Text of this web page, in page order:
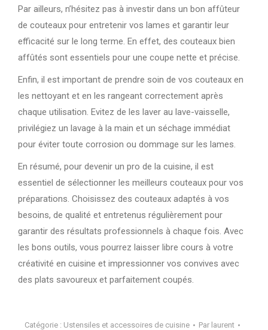
Par ailleurs, n’hésitez pas à investir dans un bon affûteur
de couteaux pour entretenir vos lames et garantir leur
efficacité sur le long terme. En effet, des couteaux bien
affûtés sont essentiels pour une coupe nette et précise.
Enfin, il est important de prendre soin de vos couteaux en
les nettoyant et en les rangeant correctement après
chaque utilisation. Evitez de les laver au lave-vaisselle,
privilégiez un lavage à la main et un séchage immédiat
pour éviter toute corrosion ou dommage sur les lames.
En résumé, pour devenir un pro de la cuisine, il est
essentiel de sélectionner les meilleurs couteaux pour vos
préparations. Choisissez des couteaux adaptés à vos
besoins, de qualité et entretenus régulièrement pour
garantir des résultats professionnels à chaque fois. Avec
les bons outils, vous pourrez laisser libre cours à votre
créativité en cuisine et impressionner vos convives avec
des plats savoureux et parfaitement coupés.
Catégorie : Ustensiles et accessoires de cuisine Par laurent